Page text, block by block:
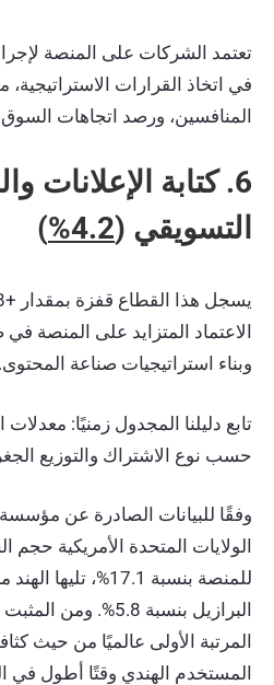
تعتمد الشركات على المنصة
في اتخاذ القرارات
المنافسين، ورصد اتجاهات
6. كتابة الإعلانات
التسويقي (4.2%
)
الاعتماد المتزايد على المنصة في
وبناء استراتيجيات صناعة المحتوى.
تابع دليلنا المجدول زمنيًا:
حسب نوع الاشتراك والتوزيع
وفقًا للبيانات الصادرة عن مؤسسة
الولايات المتحدة الأمريكية حجم
البرازيل بنسبة
المرتبة الأولى عالميًا من حيث
المستخدم الهندي وقتًا أطول في